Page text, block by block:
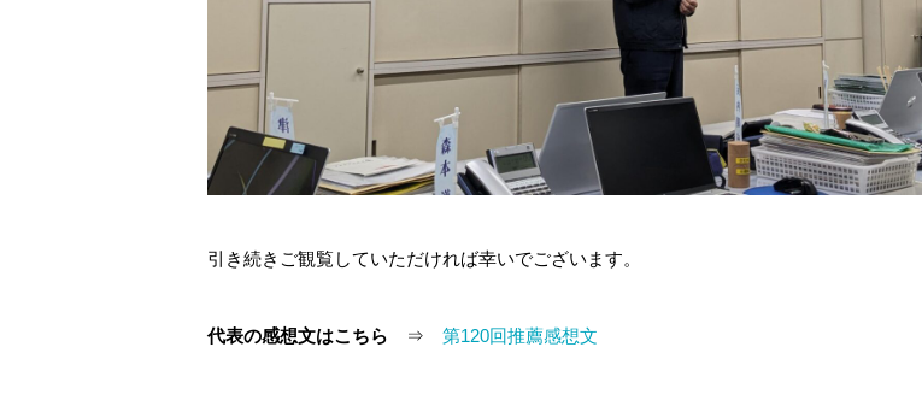
引き続きご観覧していただければ幸いでございます。
代表の感想文はこちら ⇒ 第120回推薦感想文